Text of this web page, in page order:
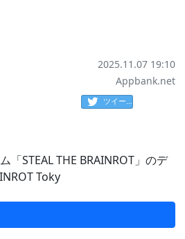
2025.11.07 19:10
Appbank.net
ツイート
STEAL THE BRAINROT」のデ
Toky